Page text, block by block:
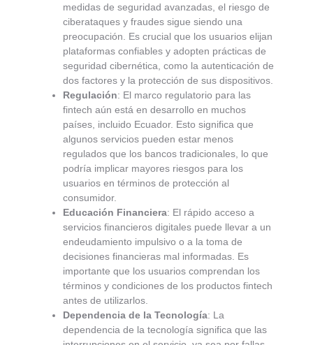
medidas de seguridad avanzadas, el riesgo de
ciberataques y fraudes sigue siendo una
preocupación. Es crucial que los usuarios elijan
plataformas confiables y adopten prácticas de
seguridad cibernética, como la autenticación de
dos factores y la protección de sus dispositivos.
Regulación: El marco regulatorio para las
fintech aún está en desarrollo en muchos
países, incluido Ecuador. Esto significa que
algunos servicios pueden estar menos
regulados que los bancos tradicionales, lo que
podría implicar mayores riesgos para los
usuarios en términos de protección al
consumidor.
Educación Financiera: El rápido acceso a
servicios financieros digitales puede llevar a un
endeudamiento impulsivo o a la toma de
decisiones financieras mal informadas. Es
importante que los usuarios comprendan los
términos y condiciones de los productos fintech
antes de utilizarlos.
Dependencia de la Tecnología: La
dependencia de la tecnología significa que las